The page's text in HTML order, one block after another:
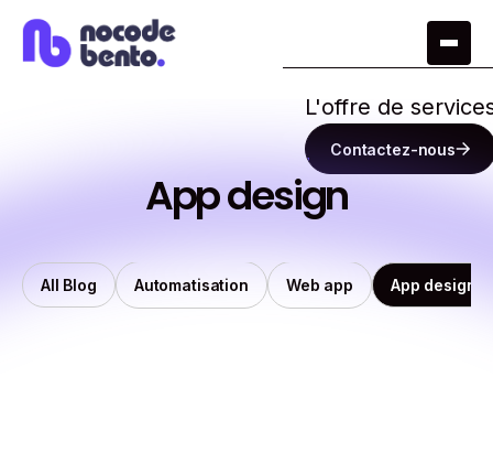
L'offre de
Contactez-nous
App design
All Blog Automatisation Web app App design